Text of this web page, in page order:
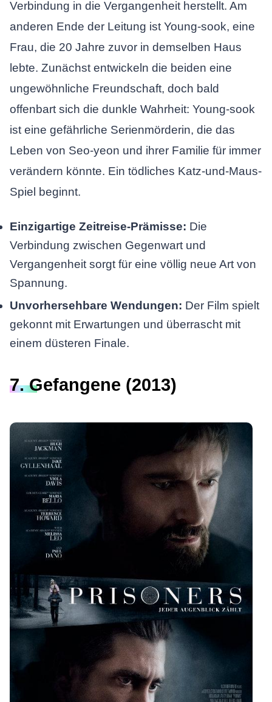
Verbindung in die Vergangenheit herstellt. Am
anderen Ende der Leitung ist Young-sook, eine
Frau, die 20 Jahre zuvor in demselben Haus
lebte. Zunächst entwickeln die beiden eine
ungewöhnliche Freundschaft, doch bald
offenbart sich die dunkle Wahrheit: Young-sook
ist eine gefährliche Serienmörderin, die das
Leben von Seo-yeon und ihrer Familie für immer
verändern könnte. Ein tödliches Katz-und-Maus-
Spiel beginnt.
Einzigartige Zeitreise-Prämisse: Die
Verbindung zwischen Gegenwart und
Vergangenheit sorgt für eine völlig neue Art von
Spannung.
Unvorhersehbare Wendungen: Der Film spielt
gekonnt mit Erwartungen und überrascht mit
einem düsteren Finale.
7. Gefangene (2013)